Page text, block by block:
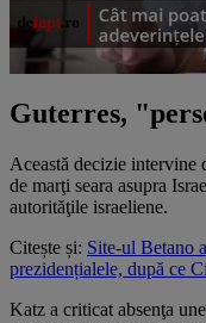
Guterres,
Această decizie intervine
de marţi seara asupra
autorităţile israeliene.
Citește și: Site-ul Betano
prezidențialele, după ce
Katz a criticat absenţa